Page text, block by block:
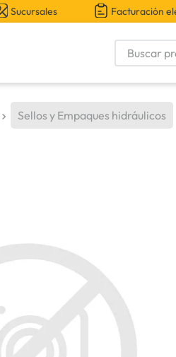
Sucursales Facturación
Buscar
Sellos y Empaques hidráulicos